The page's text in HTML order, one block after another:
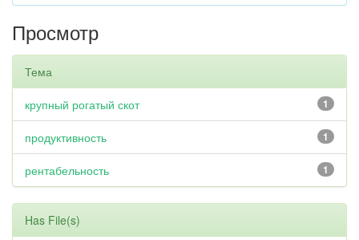
Просмотр
Тема
1
крупный рогатый скот
1
продуктивность
1
рентабельность
Has File(s)